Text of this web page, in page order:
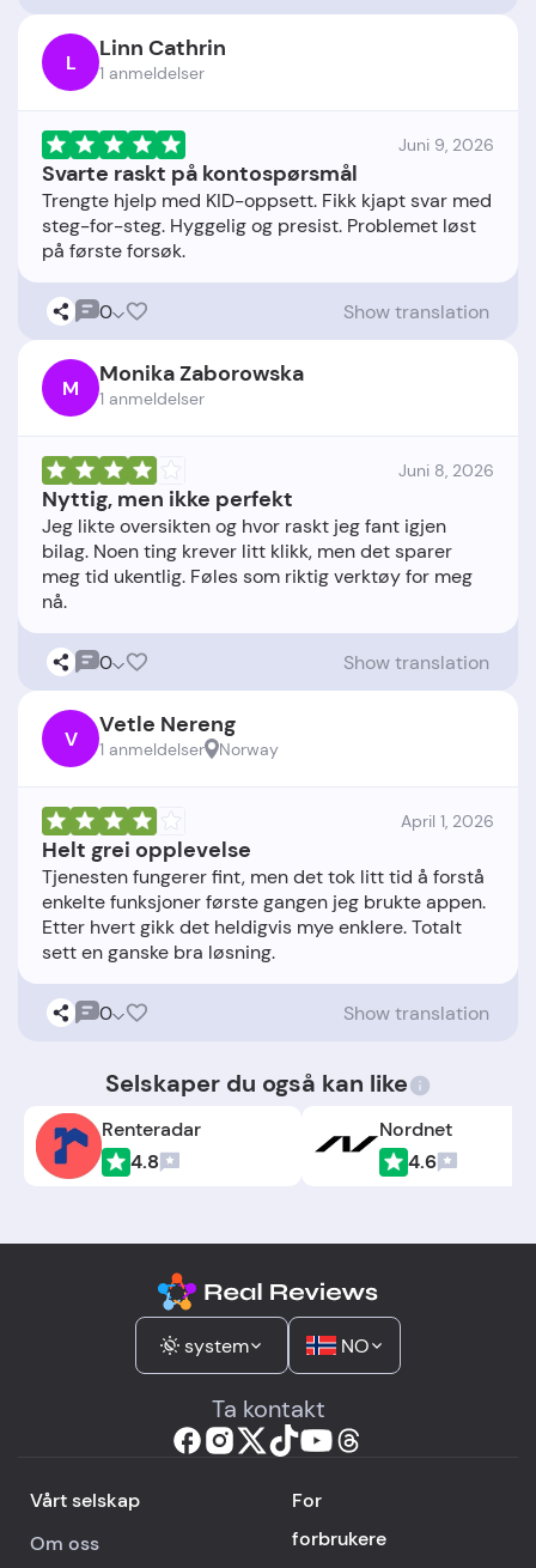
L Linn Cathrin
1 anmeldelser
Juni 9, 2026
Svarte raskt på kontospørsmål
Trengte hjelp med KID-oppsett. Fikk kjapt svar med
steg-for-steg. Hyggelig og presist. Problemet løst
0 Show translation
M Monika Zaborowska
1 anmeldelser
Juni 8, 2026
Nyttig, men ikke perfekt
Jeg likte oversikten og hvor raskt jeg fant igjen
bilag. Noen ting krever litt klikk, men det sparer
meg tid ukentlig. Føles som riktig verktøy for meg
0 Show translation
V Vetle Nereng
1 anmeldelser Norway
April 1, 2026
Helt grei opplevelse
Tjenesten fungerer fint, men det tok litt tid å forstå
enkelte funksjoner første gangen jeg brukte appen.
Etter hvert gikk det heldigvis mye enklere. Totalt
0 Show translation
Selskaper du også kan like
Renteradar
4.8
Nordnet
4.6
system NO
Ta kontakt
Vårt selskap
Om oss
For
forbrukere